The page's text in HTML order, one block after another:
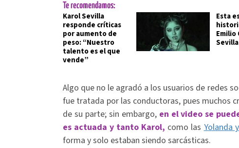
Te recomendamos:
Karol Sevilla
responde críticas
por aumento de
peso: “Nuestro
talento es el que
vende”
Esta
Emilio
Sevilla
Algo que no le agradó a los usuarios de redes
fue tratada por las conductoras, pues muchos
de su parte; sin embargo,en el video se
es actuada y tanto Karol, como las Yolanda
forma y solo estaban siendo sarcásticas.